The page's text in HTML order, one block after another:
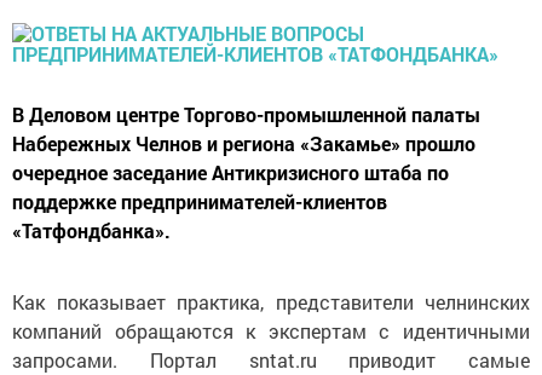
В Деловом центре Торгово-промышленной палаты
Набережных Челнов и региона «Закамье» прошло
очередное заседание Антикризисного штаба по
поддержке предпринимателей-клиентов
«Татфондбанка».
Как показывает практика, представители челнинских
компаний обращаются к экспертам с идентичными
запросами. Портал sntat.ru приводит самые